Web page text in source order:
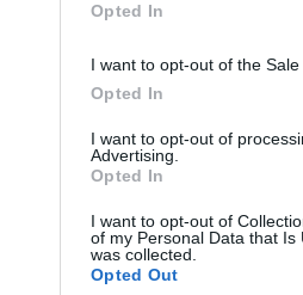
Opted In
I want to opt-out of the Sale
Opted In
I want to opt-out of
Advertising.
Opted In
I want to opt-out of
of my Personal Data that
was collected.
Opted Out